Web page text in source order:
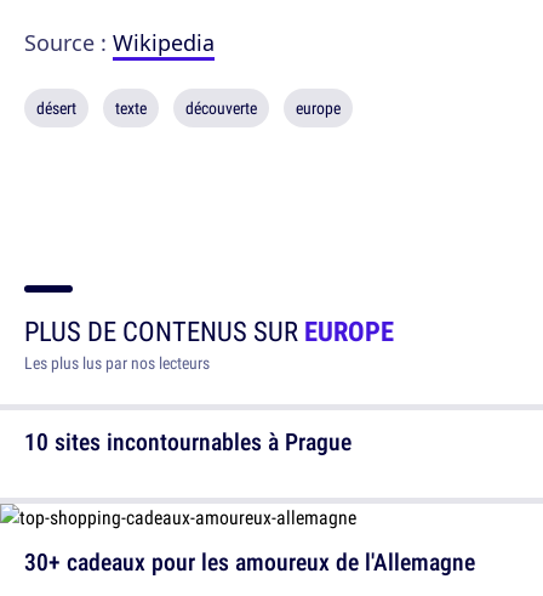
Source : Wikipedia
désert texte découverte europe
PLUS DE CONTENUS SUREUROPE
Les plus lus par nos lecteurs
10 sites incontournables à Prague
30+ cadeaux pour les amoureux de l'Allemagne